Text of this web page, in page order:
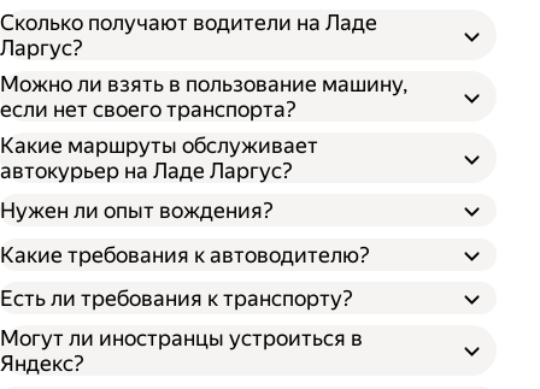
Сколько получают водители на Ладе
Ларгус?
Можно ли взять в пользование машину,
если нет своего транспорта?
Какие маршруты обслуживает
автокурьер на Ладе Ларгус?
Нужен ли опыт вождения?
Какие требования к автоводителю?
Есть ли требования к транспорту?
Могут ли иностранцы устроиться в
Яндекс?